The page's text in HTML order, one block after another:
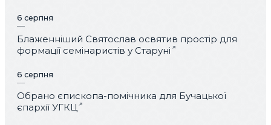
6 серпня
Блаженніший Святослав освятив простір для
формації семінаристів у Старуні
6 серпня
Обрано єпископа-помічника для Бучацької
єпархії УГКЦ